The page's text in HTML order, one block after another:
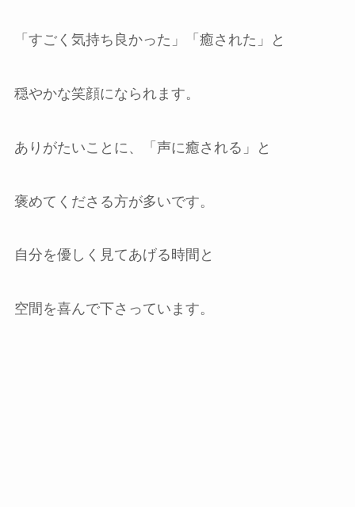
「すごく気持ち良かった」「癒された」と
穏やかな笑顔になられます。
ありがたいことに、「声に癒される」と
褒めてくださる方が多いです。
自分を優しく見てあげる時間と
空間を喜んで下さっています。